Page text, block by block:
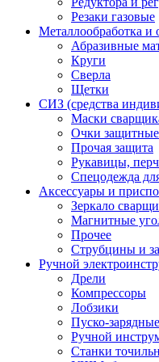
Резаки газовые
Металлообработка и
Абразивные
Круги
Сверла
Щетки
СИЗ (средства
Маски
Очки защитные
Прочая защита
Рукавицы,
Спецодежда
Аксессуары и
Зеркало
Магнитные
Прочее
Струбцины и
Ручной
Дрели
Компрессоры
Лобзики
Пуско-
Ручной
Станки